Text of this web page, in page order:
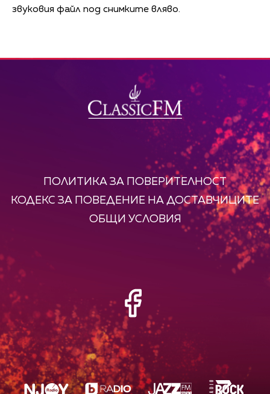
звуковия файл под снимките вляво.
ПОЛИТИКА ЗА ПОВЕРИТЕЛНОСТ
КОДЕКС ЗА ПОВЕДЕНИЕ НА ДОСТАВЧИЦИТЕ
ОБЩИ УСЛОВИЯ